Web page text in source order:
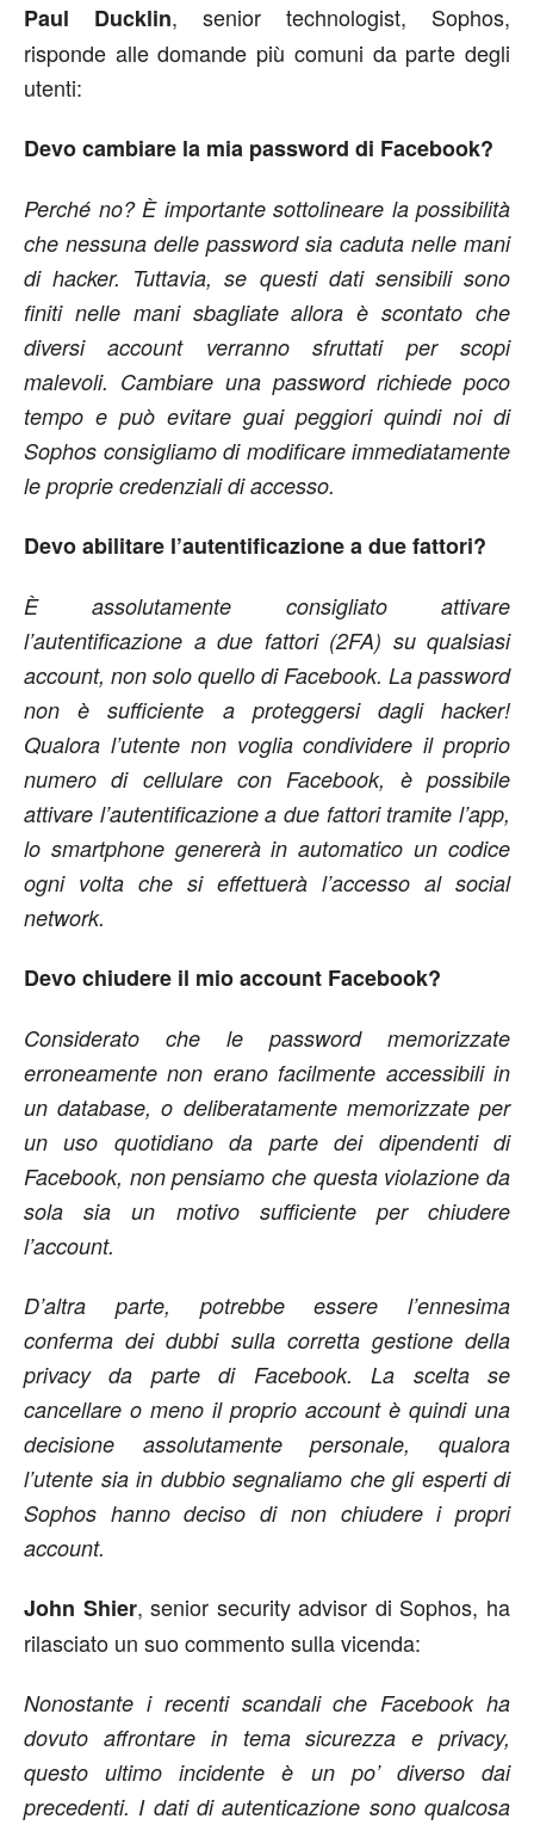
Paul Ducklin, senior technologist, Sophos,
risponde alle domande più comuni da parte degli
utenti:
Devo cambiare la mia password di Facebook?
Perché no? È importante sottolineare la possibilità
che nessuna delle password sia caduta nelle mani
di hacker. Tuttavia, se questi dati sensibili sono
finiti nelle mani sbagliate allora è scontato che
diversi account verranno sfruttati per scopi
malevoli. Cambiare una password richiede poco
tempo e può evitare guai peggiori quindi noi di
Sophos consigliamo di modificare immediatamente
le proprie credenziali di accesso.
Devo abilitare l’autentificazione a due fattori?
È assolutamente consigliato attivare
l’autentificazione a due fattori (2FA) su qualsiasi
account, non solo quello di Facebook. La password
non è sufficiente a proteggersi dagli hacker!
Qualora l’utente non voglia condividere il proprio
numero di cellulare con Facebook, è possibile
attivare l’autentificazione a due fattori tramite l’app,
lo smartphone genererà in automatico un codice
ogni volta che si effettuerà l’accesso al social
network.
Devo chiudere il mio account Facebook?
Considerato che le password memorizzate
erroneamente non erano facilmente accessibili in
un database, o deliberatamente memorizzate per
un uso quotidiano da parte dei dipendenti di
Facebook, non pensiamo che questa violazione da
sola sia un motivo sufficiente per chiudere
l’account.
D’altra parte, potrebbe essere l’ennesima
conferma dei dubbi sulla corretta gestione della
privacy da parte di Facebook. La scelta se
cancellare o meno il proprio account è quindi una
decisione assolutamente personale, qualora
l’utente sia in dubbio segnaliamo che gli esperti di
Sophos hanno deciso di non chiudere i propri
account.
John Shier, senior security advisor di Sophos, ha
rilasciato un suo commento sulla vicenda:
Nonostante i recenti scandali che Facebook ha
dovuto affrontare in tema sicurezza e privacy,
questo ultimo incidente è un po’ diverso dai
precedenti. I dati di autenticazione sono qualcosa